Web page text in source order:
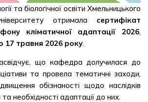
та біологічної освіти Хмельницького
отримала сертифікат
кліматичної адаптації 2026,
17 травня 2026 року.
що кафедра долучилася до
та провела тематичні заходи,
обізнаності щодо наслідків
та необхідності адаптації до них.